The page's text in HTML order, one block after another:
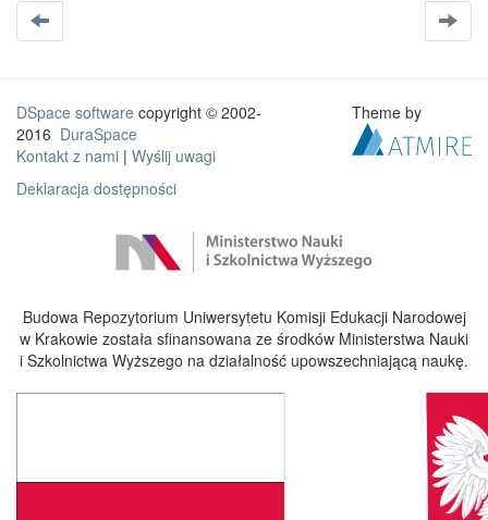
DSpace software copyright © 2002-
2016 DuraSpace
Kontakt z nami | Wyślij uwagi
Deklaracja dostępności
Theme by
Budowa Repozytorium Uniwersytetu Komisji Edukacji Narodowej
w Krakowie została sfinansowana ze środków Ministerstwa Nauki
i Szkolnictwa Wyższego na działalność upowszechniającą naukę.